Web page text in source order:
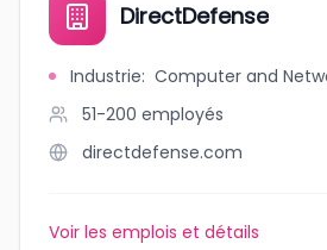
DirectDefense
Industrie: Computer and
51-200 employés
directdefense.com
Voir les emplois et détails